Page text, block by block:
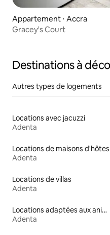
Appartement ⋅ Accra
Gracey's Court
Destinations à
Autres types de logements
Locations avec jacuzzi
Adenta
Locations de maisons d'hôtes
Adenta
Locations de villas
Adenta
Locations adaptées aux animaux
Adenta